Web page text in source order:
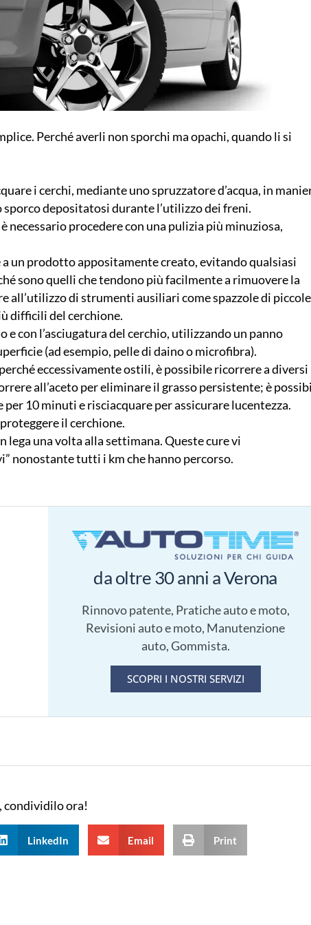
Perché averli non sporchi ma opachi, quando li si
i cerchi, mediante uno spruzzatore d’acqua, in
depositatosi durante l’utilizzo dei freni.
necessario procedere con una pulizia più minuziosa,
un prodotto appositamente creato, evitando qualsiasi
sono quelli che tendono più facilmente a rimuovere la
all’utilizzo di strumenti ausiliari come spazzole di piccole
difficili del cerchione.
e con l’asciugatura del cerchio, utilizzando un panno
(ad esempio, pelle di daino o microfibra).
eccessivamente ostili, è possibile ricorrere a diversi
all’aceto per eliminare il grasso persistente; è
10 minuti e risciacquare per assicurare lucentezza.
il cerchione.
lega una volta alla settimana. Queste cure vi
nonostante tutti i km che hanno percorso.
da oltre 30 anni a Verona
Rinnovo patente, Pratiche auto e moto,
Revisioni auto e moto, Manutenzione
auto, Gommista.
SCOPRI I NOSTRI SERVIZI
condividilo ora!
LinkedIn Email Print